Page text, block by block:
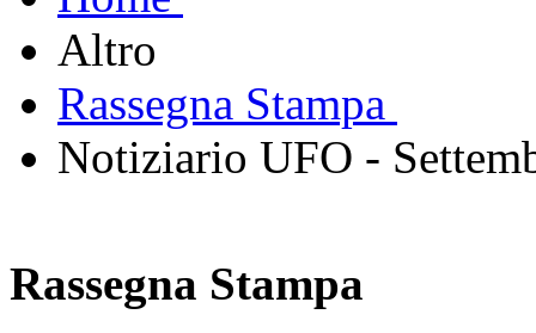
Altro
Rassegna Stampa
Notiziario UFO -
Rassegna Stampa